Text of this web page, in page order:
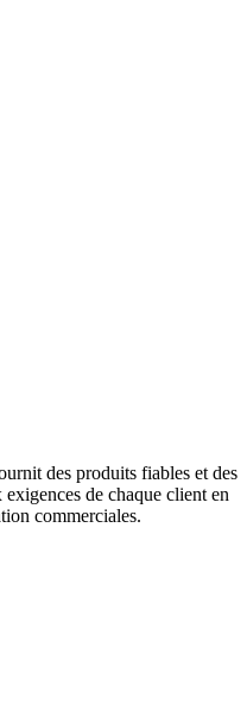
des produits fiables et des
de chaque client en
commerciales.